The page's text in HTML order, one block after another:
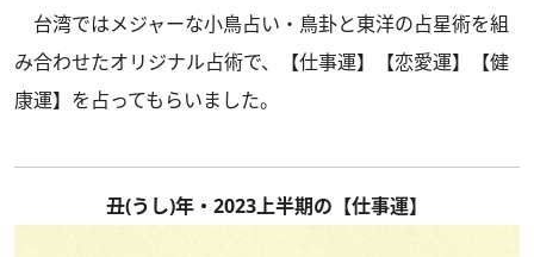
台湾ではメジャーな小鳥占い・鳥卦と東洋の占星術を組
み合わせたオリジナル占術で、【仕事運】【恋愛運】【健
康運】を占ってもらいました。
丑(うし)年・2023上半期の【仕事運】